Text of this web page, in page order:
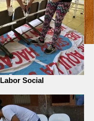
Labor Social